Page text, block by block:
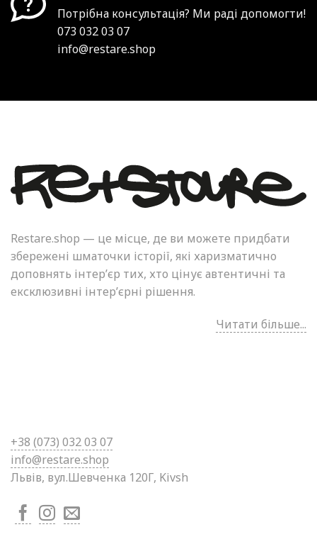
Потрібна консультація? Ми раді допомогти!
073 032 03 07
info@restare.shop
Restare.shop — це місце, де ви можете придбати
збережені шматочки історії, які харизматично
доповнять інтер’єр тих, хто цінує автентичні та
ексклюзивні інтер’єрні рішення.
Читати більше...
+38 (073) 032 03 07
info@restare.shop
Львів, вул.Шевченка 120Г, Kivsh